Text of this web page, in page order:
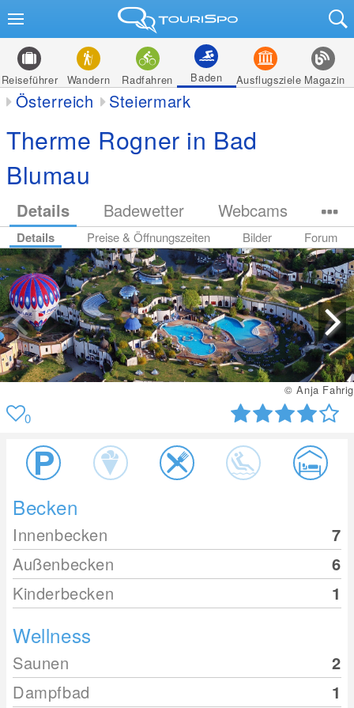
Reiseführer Wandern Radfahren Baden Ausflugsziele Magazin
Österreich Steiermark
Therme Rogner in Bad
Blumau
Details Badewetter Webcams
Details Preise & Öffnungszeiten Bilder Forum
© Rogner Bad Blumau
0
Becken
Innenbecken
7
Außenbecken
6
Kinderbecken
1
Wellness
Saunen
2
Dampfbad
1